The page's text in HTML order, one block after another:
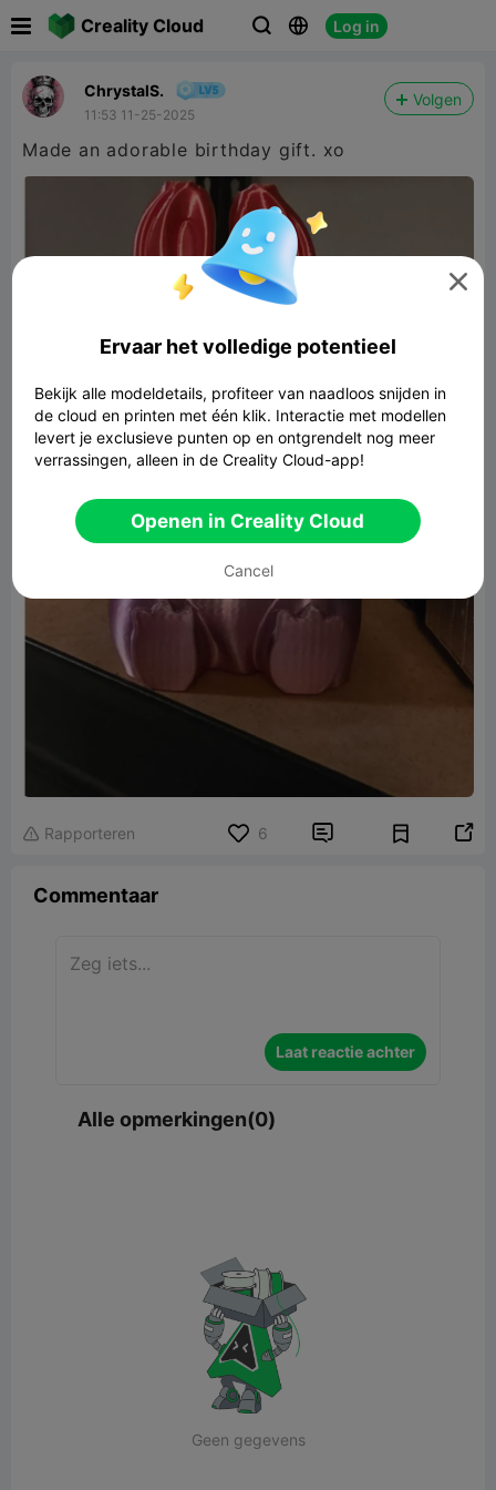
Creality Cloud   Log in
ChrystalS.
11:53 11-25-2025
Volgen
Made an adorable birthday gift. xo
 Rapporteren 6  
Commentaar
Laat reactie achter
Alle opmerkingen(0)
Geen gegevens

Ervaar het volledige potentieel
Bekijk alle modeldetails, profiteer van naadloos snijden in
de cloud en printen met één klik. Interactie met modellen
levert je exclusieve punten op en ontgrendelt nog meer
verrassingen, alleen in de Creality Cloud-app!
Openen in Creality Cloud
Cancel